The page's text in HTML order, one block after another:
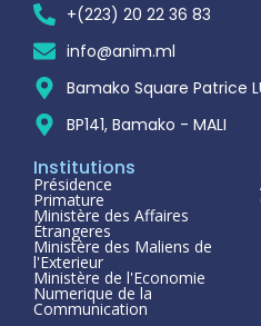
+(223) 20 22 36 83
info@anim.ml
Bamako Square Patrice
BP141, Bamako - MALI
Institutions
Présidence
Primature
Ministère des Affaires
Étrangeres
Ministère des Maliens de
l'Exterieur
Ministère de l'Economie
Numerique de la
Communication